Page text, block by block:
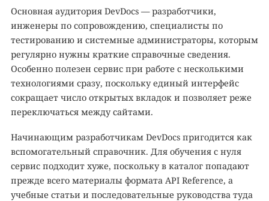
Основная аудитория DevDocs — разработчики,
инженеры по сопровождению, специалисты по
тестированию и системные администраторы, которым
регулярно нужны краткие справочные сведения.
Особенно полезен сервис при работе с несколькими
технологиями сразу, поскольку единый интерфейс
сокращает число открытых вкладок и позволяет реже
переключаться между сайтами.
Начинающим разработчикам DevDocs пригодится как
вспомогательный справочник. Для обучения с нуля
сервис подходит хуже, поскольку в каталог попадают
прежде всего материалы формата API Reference, а
учебные статьи и последовательные руководства туда